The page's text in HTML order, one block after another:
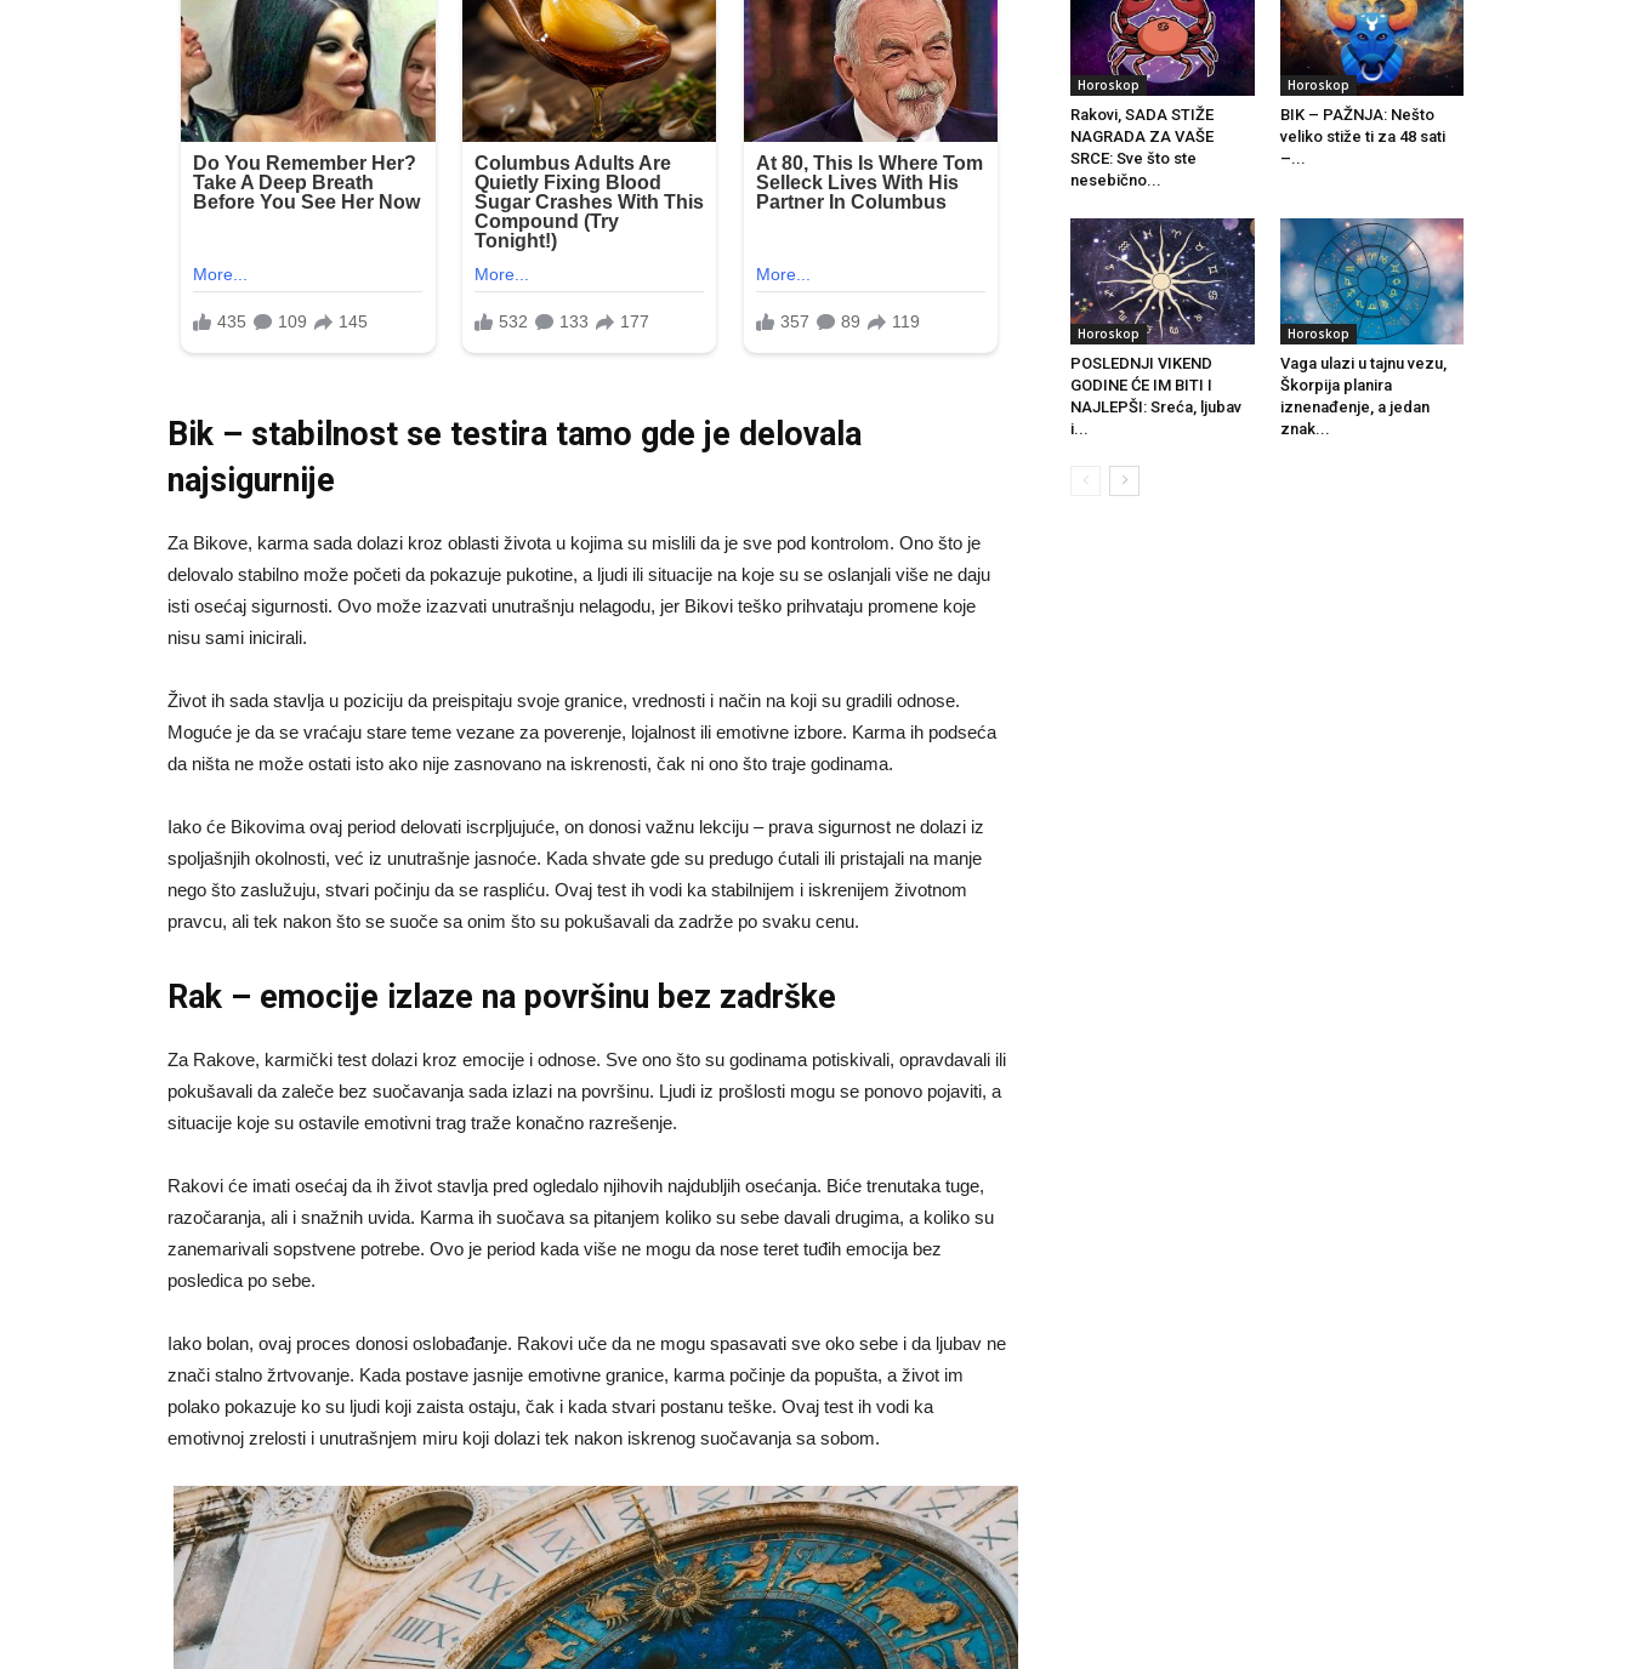
Bik – stabilnost se testira tamo gde je delovala
najsigurnije
Za Bikove, karma sada dolazi kroz oblasti života u kojima su mislili da je sve pod kontrolom. Ono što je
delovalo stabilno može početi da pokazuje pukotine, a ljudi ili situacije na koje su se oslanjali više ne daju
isti osećaj sigurnosti. Ovo može izazvati unutrašnju nelagodu, jer Bikovi teško prihvataju promene koje
nisu sami inicirali.
Život ih sada stavlja u poziciju da preispitaju svoje granice, vrednosti i način na koji su gradili odnose.
Moguće je da se vraćaju stare teme vezane za poverenje, lojalnost ili emotivne izbore. Karma ih podseća
da ništa ne može ostati isto ako nije zasnovano na iskrenosti, čak ni ono što traje godinama.
Iako će Bikovima ovaj period delovati iscrpljujuće, on donosi važnu lekciju – prava sigurnost ne dolazi iz
spoljašnjih okolnosti, već iz unutrašnje jasnoće. Kada shvate gde su predugo ćutali ili pristajali na manje
nego što zaslužuju, stvari počinju da se raspliću. Ovaj test ih vodi ka stabilnijem i iskrenijem životnom
pravcu, ali tek nakon što se suoče sa onim što su pokušavali da zadrže po svaku cenu.
Rak – emocije izlaze na površinu bez zadrške
Za Rakove, karmički test dolazi kroz emocije i odnose. Sve ono što su godinama potiskivali, opravdavali ili
pokušavali da zaleče bez suočavanja sada izlazi na površinu. Ljudi iz prošlosti mogu se ponovo pojaviti, a
situacije koje su ostavile emotivni trag traže konačno razrešenje.
Rakovi će imati osećaj da ih život stavlja pred ogledalo njihovih najdubljih osećanja. Biće trenutaka tuge,
razočaranja, ali i snažnih uvida. Karma ih suočava sa pitanjem koliko su sebe davali drugima, a koliko su
zanemarivali sopstvene potrebe. Ovo je period kada više ne mogu da nose teret tuđih emocija bez
posledica po sebe.
Iako bolan, ovaj proces donosi oslobađanje. Rakovi uče da ne mogu spasavati sve oko sebe i da ljubav ne
znači stalno žrtvovanje. Kada postave jasnije emotivne granice, karma počinje da popušta, a život im
polako pokazuje ko su ljudi koji zaista ostaju, čak i kada stvari postanu teške. Ovaj test ih vodi ka
emotivnoj zrelosti i unutrašnjem miru koji dolazi tek nakon iskrenog suočavanja sa sobom.
Horoskop
Rakovi, SADA STIŽE
NAGRADA ZA VAŠE
SRCE: Sve što ste
nesebično...
Horoskop
BIK – PAŽNJA: Nešto
veliko stiže ti za 48 sati
–...
Horoskop
POSLEDNJI VIKEND
GODINE ĆE IM BITI I
NAJLEPŠI: Sreća, ljubav
i...
Horoskop
Vaga ulazi u tajnu vezu,
Škorpija planira
iznenađenje, a jedan
znak...